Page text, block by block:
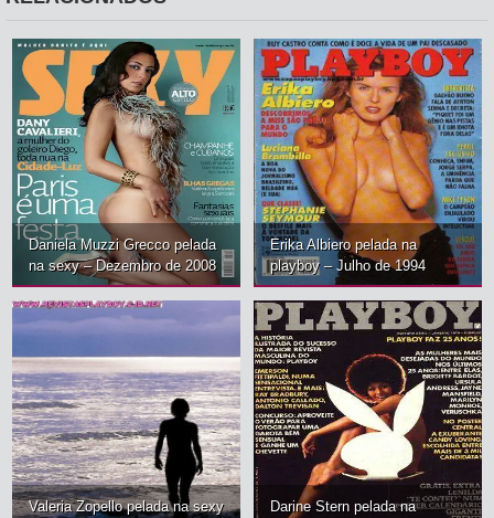
Daniela Muzzi Grecco pelada
na sexy – Dezembro de 2008
Erika Albiero pelada na
playboy – Julho de 1994
Valeria Zopello pelada na sexy
Darine Stern pelada na